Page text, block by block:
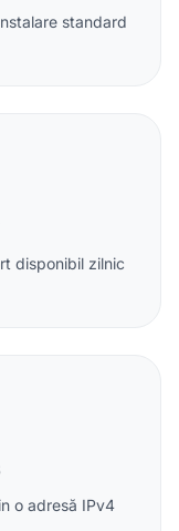
standard
disponibil zilnic
o adresă IPv4